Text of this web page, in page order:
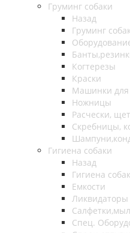
Груминг собаки
Назад
Груминг
Когтерезы
Краски
Машинки для
Ножницы
Расчески,
Скребницы,
Гигиена собаки
Назад
Гигиена
Емкости
Ликвидаторы
Спец.